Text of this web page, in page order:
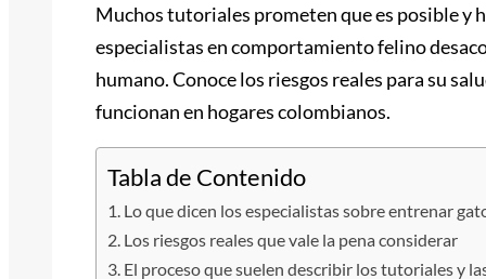
Muchos tutoriales prometen que es posible y
especialistas en comportamiento felino
humano. Conoce los riesgos reales para su
funcionan en hogares colombianos.
Tabla de Contenido
Lo que dicen los especialistas sobre entrenar
Los riesgos reales que vale la pena considerar
El proceso que suelen describir los tutoriales y